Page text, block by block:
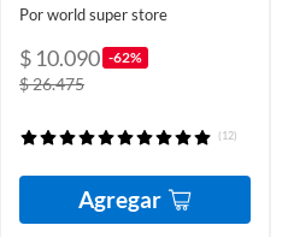
Por world super store
$ 10.090 -62%
$ 26.475
(12)
Agregar